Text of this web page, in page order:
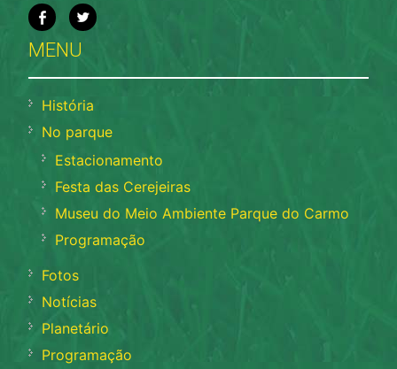
MENU
História
No parque
Estacionamento
Festa das Cerejeiras
Museu do Meio Ambiente Parque do Carmo
Programação
Fotos
Notícias
Planetário
Programação